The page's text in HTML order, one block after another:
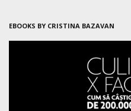
EBOOKS BY CRISTINA BAZAVAN